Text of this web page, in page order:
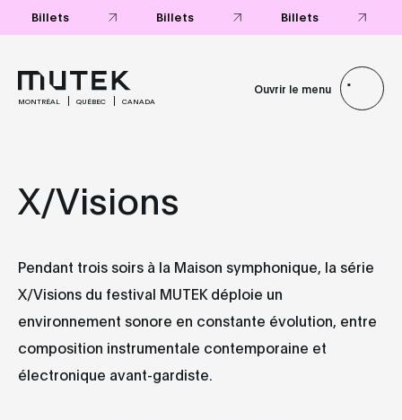
Billets Billets Billets
MONTRÉAL QUÉBEC CANADA
Ouvrir le menu
X/Visions
Pendant trois soirs à la Maison symphonique, la série
X/Visions du festival MUTEK déploie un
environnement sonore en constante évolution, entre
composition instrumentale contemporaine et
électronique avant-gardiste.